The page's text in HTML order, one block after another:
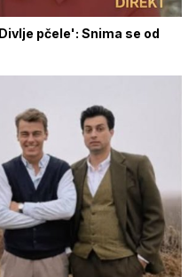
pčele': Snima se od